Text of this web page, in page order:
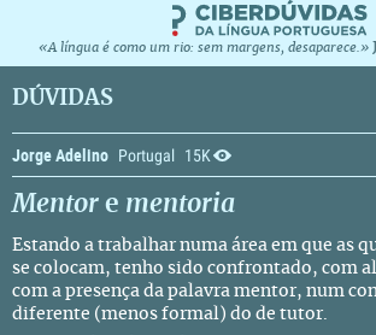
«A língua é como um rio: sem margens, desaparece.»
DÚVIDAS
Jorge Adelino Portugal 15K
Mentor e mentoria
Estando a trabalhar numa área em que as
se colocam, tenho sido confrontado, com
com a presença da palavra mentor, num
diferente (menos formal) do de tutor.